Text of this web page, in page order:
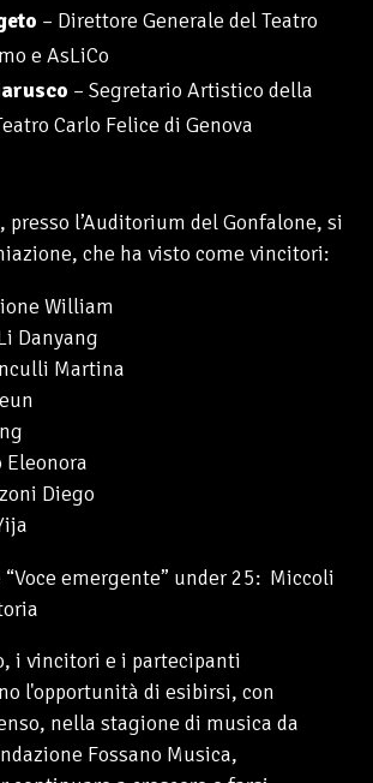
– Direttore Generale del Teatro
e AsLiCo
– Segretario Artistico della
Carlo Felice di Genova
l’Auditorium del Gonfalone, si
che ha visto come vincitori:
William
Danyang
Martina
Diego
emergente” under 25: Miccoli
i vincitori e i partecipanti
l'opportunità di esibirsi, con
nella stagione di musica da
Fossano Musica,